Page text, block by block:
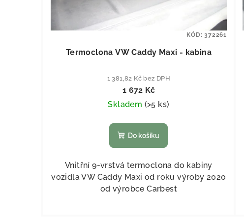
Termoclona VW Caddy Maxi - kabina
1 381,82 Kč bez DPH
1 672 Kč
Skladem (>5 ks)
Do košíku
Vnitřní 9-vrstvá termoclona do kabiny
vozidla VW Caddy Maxi od roku výroby 2020
od výrobce Carbest
KÓD:372261